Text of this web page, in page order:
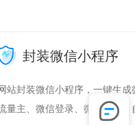
信小程序账号，
封装微信小程序
站封装微信小程序，一键生
量主、微信登录、微信支付